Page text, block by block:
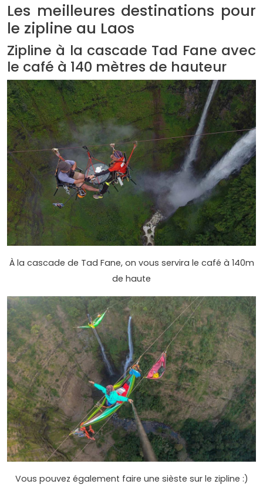
Les meilleures destinations pour
le zipline au Laos
Zipline à la cascade Tad Fane avec
le café à 140 mètres de hauteur
À la cascade de Tad Fane, on vous servira le café à 140m
de haute
Vous pouvez également faire une sièste sur le zipline :)